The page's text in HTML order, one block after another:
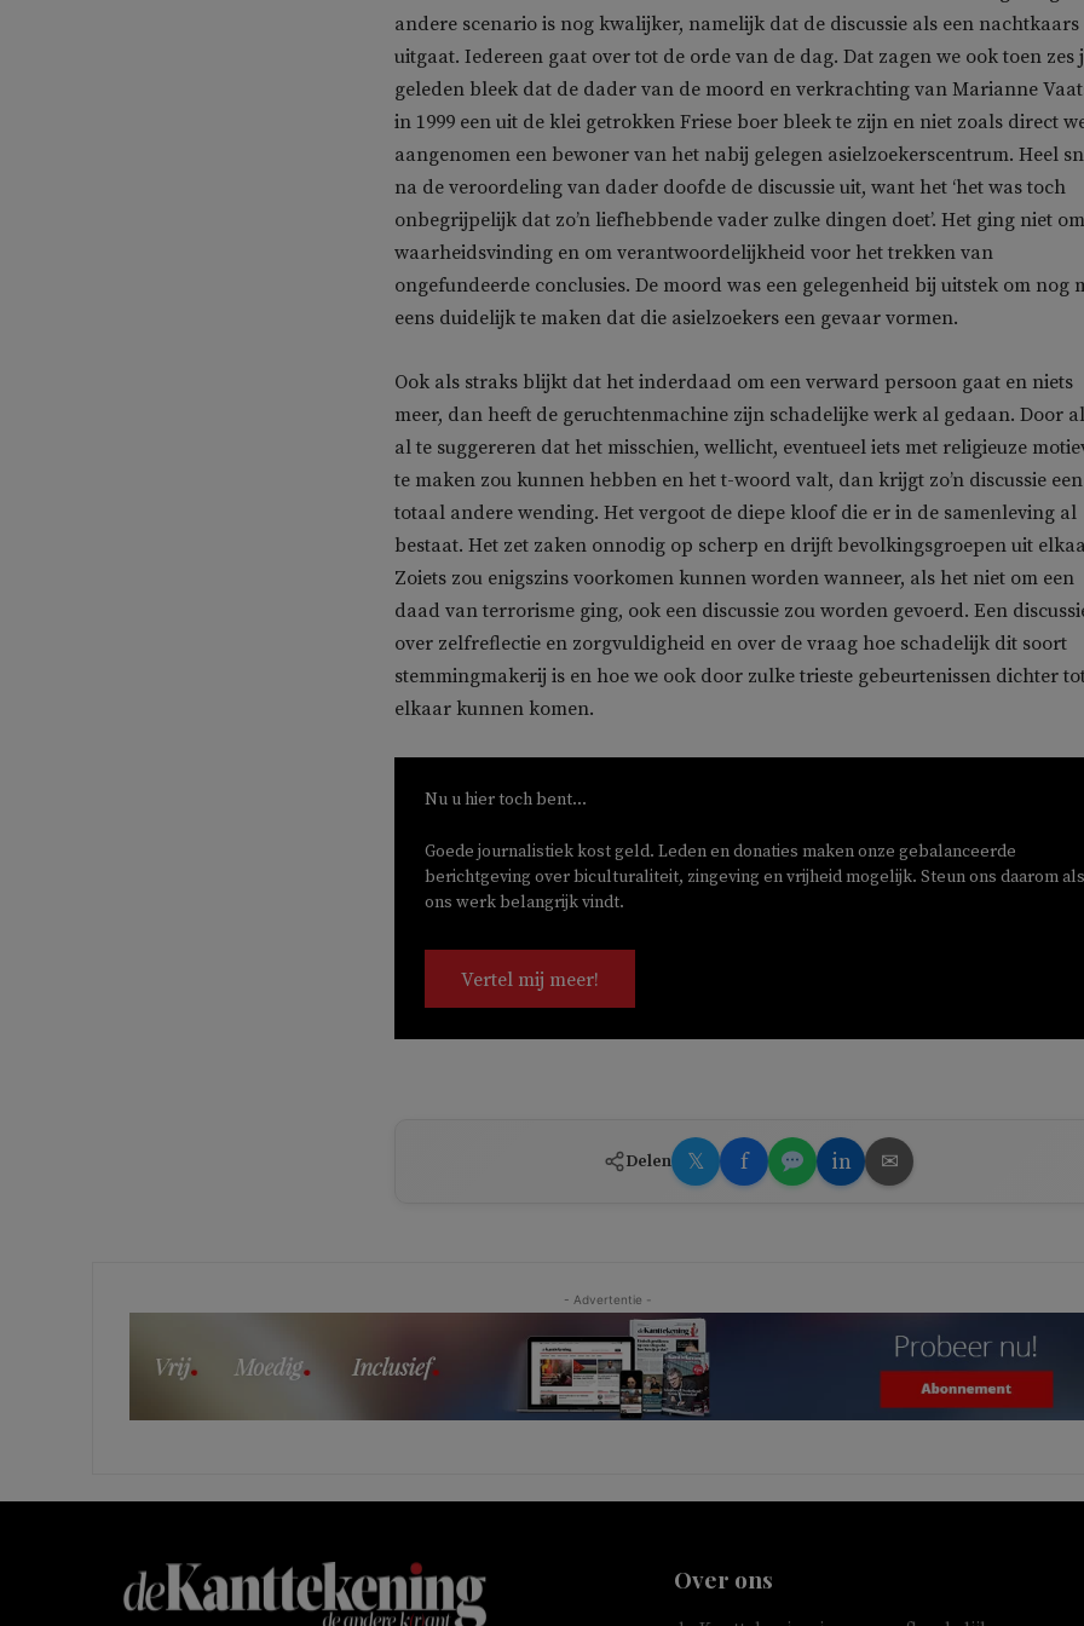
andere scenario is nog kwalijker, namelijk dat de discussie als een nachtkaars
uitgaat. Iedereen gaat over tot de orde van de dag. Dat zagen we ook toen zes
geleden bleek dat de dader van de moord en verkrachting van Marianne
in 1999 een uit de klei getrokken Friese boer bleek te zijn en niet zoals direct
aangenomen een bewoner van het nabij gelegen asielzoekerscentrum. Heel
na de veroordeling van dader doofde de discussie uit, want het ‘het was toch
onbegrijpelijk dat zo’n liefhebbende vader zulke dingen doet’. Het ging niet om
waarheidsvinding en om verantwoordelijkheid voor het trekken van
ongefundeerde conclusies. De moord was een gelegenheid bij uitstek om nog
eens duidelijk te maken dat die asielzoekers een gevaar vormen.
Ook als straks blijkt dat het inderdaad om een verward persoon gaat en niets
meer, dan heeft de geruchtenmachine zijn schadelijke werk al gedaan. Door
al te suggereren dat het misschien, wellicht, eventueel iets met religieuze
te maken zou kunnen hebben en het t-woord valt, dan krijgt zo’n discussie een
totaal andere wending. Het vergoot de diepe kloof die er in de samenleving al
bestaat. Het zet zaken onnodig op scherp en drijft bevolkingsgroepen uit
Zoiets zou enigszins voorkomen kunnen worden wanneer, als het niet om een
daad van terrorisme ging, ook een discussie zou worden gevoerd. Een
over zelfreflectie en zorgvuldigheid en over de vraag hoe schadelijk dit soort
stemmingmakerij is en hoe we ook door zulke trieste gebeurtenissen dichter
elkaar kunnen komen.
Nu u hier toch bent...
Goede journalistiek kost geld. Leden en donaties maken onze gebalanceerde
berichtgeving over biculturaliteit, zingeving en vrijheid mogelijk. Steun ons daarom
ons werk belangrijk vindt.
Vertel mij meer!
Delen 𝕏 f in ✉
- Advertentie -
Over ons